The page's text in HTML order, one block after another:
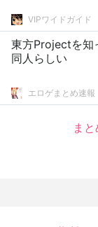
VIPワイドガイド
東方Projectを知
同人らしい
エロゲまとめ速報
ま